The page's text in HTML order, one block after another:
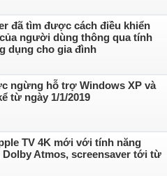
đã tìm được cách điều khiển
người dùng thông qua tính
dụng cho gia đình
ngừng hỗ trợ Windows XP và
từ ngày 1/1/2019
TV 4K mới với tính năng
Dolby Atmos, screensaver tới từ